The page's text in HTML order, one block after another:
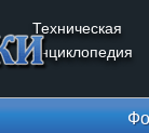
Техническая
энциклопедия